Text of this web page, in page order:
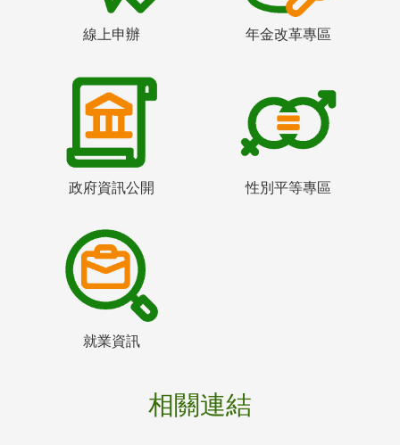
線上申辦 年金改革專區
政府資訊公開 性別平等專區
就業資訊
相關連結